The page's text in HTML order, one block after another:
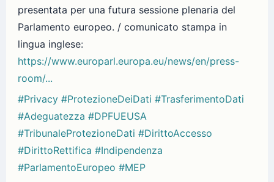
presentata per una futura sessione plenaria del
Parlamento europeo. / comunicato stampa in
lingua inglese:
https://www.europarl.europa.eu/news/en/press-
room/...
#Privacy #ProtezioneDeiDati #TrasferimentoDati
#Adeguatezza #DPFUEUSA
#TribunaleProtezioneDati #DirittoAccesso
#DirittoRettifica #Indipendenza
#ParlamentoEuropeo #MEP